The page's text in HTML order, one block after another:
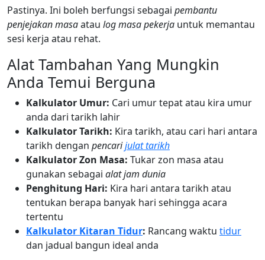
Pastinya. Ini boleh berfungsi sebagai pembantu
penjejakan masaatau log masa pekerja untuk memantau
sesi kerja atau rehat.
Alat Tambahan Yang Mungkin
Anda Temui Berguna
Kalkulator Umur: Cari umur tepat atau kira umur
anda dari tarikh lahir
Kalkulator Tarikh: Kira tarikh, atau cari hari antara
tarikh dengan pencarijulat tarikh
Kalkulator Zon Masa: Tukar zon masa atau
gunakan sebagai alat jam dunia
Penghitung Hari: Kira hari antara tarikh atau
tentukan berapa banyak hari sehingga acara
tertentu
Kalkulator Kitaran Tidur: Rancang waktu tidur
dan jadual bangun ideal anda